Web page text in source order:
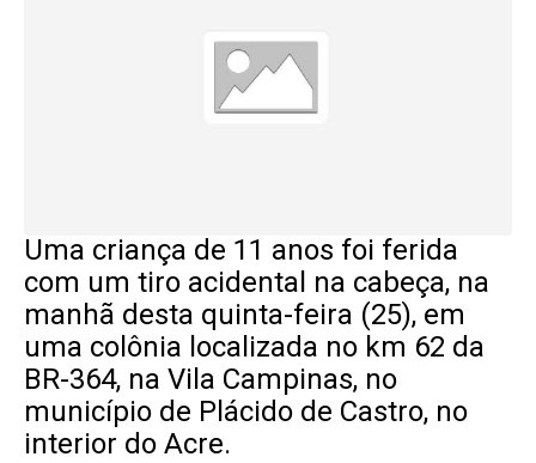
Uma criança de 11 anos foi ferida
com um tiro acidental na cabeça, na
manhã desta quinta-feira (25), em
uma colônia localizada no km 62 da
BR-364, na Vila Campinas, no
município de Plácido de Castro, no
interior do Acre.